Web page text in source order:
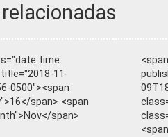
time
11-
0500"><span
span> <span
span>
<span